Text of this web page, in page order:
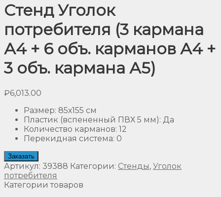
Стенд Уголок
потребителя (3 кармана
А4 + 6 объ. карманов А4 +
3 объ. кармана А5)
₽6,013.00
Размер: 85х155 см
Пластик (вспененный ПВХ 5 мм): Да
Количество карманов: 12
Перекидная система: 0
Заказать
Артикул: 39388 Категории: Стенды, Уголок
потребителя
Категории товаров